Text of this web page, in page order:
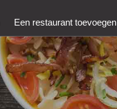
Een restaurant toevoegen